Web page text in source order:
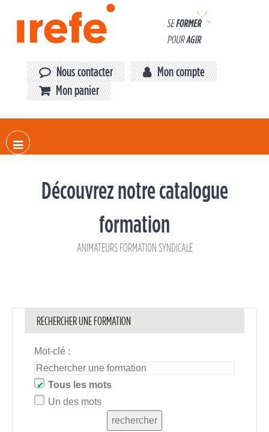
Nous contacter
Mon compte
Mon panier
Découvrez notre catalogue
formation
ANIMATEURS FORMATION SYNDICALE
RECHERCHER UNE FORMATION
Mot-clé :
Tous les mots
Un des mots
rechercher
Panneau de gestion des cookies